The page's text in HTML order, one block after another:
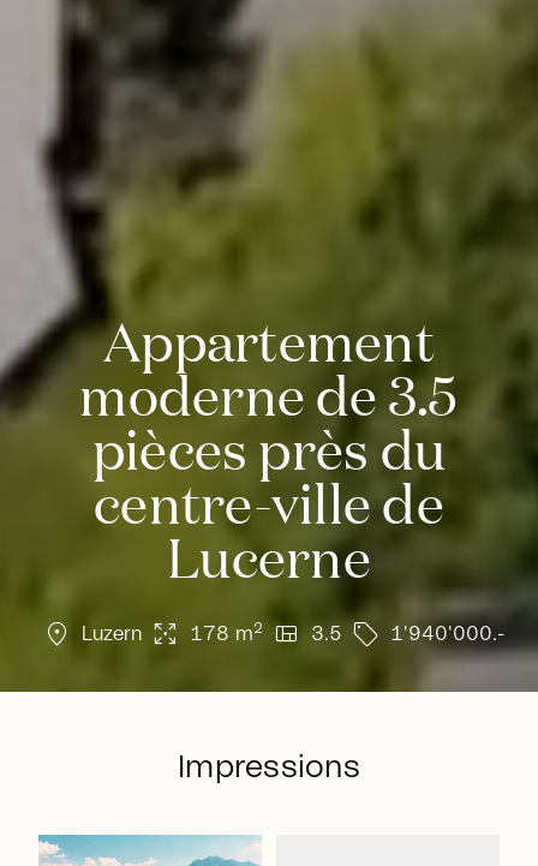
Appartement
moderne de 3.5
pièces près du
centre-ville de
Lucerne
location_on Luzern arrows_output 178 m2 view_quilt 3.5 sell 1'940'000.-
Impressions